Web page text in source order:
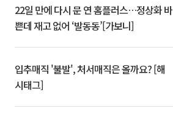
22일 만에 다시 문 연 홈플러스…정상화 바
쁜데 재고 없어 ‘발동동’[가보니]
입추매직 '불발', 처서매직은 올까요? [해
시태그]